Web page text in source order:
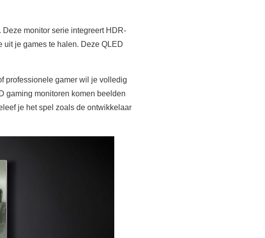
monitor serie integreert HDR-
uit je games te halen. Deze QLED
professionele gamer wil je volledig
gaming monitoren komen beelden
je het spel zoals de ontwikkelaar